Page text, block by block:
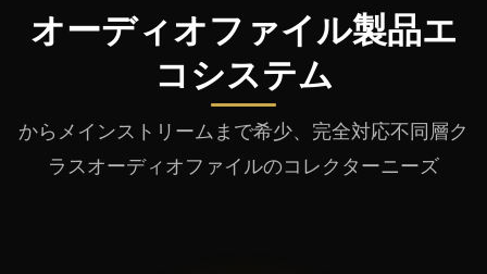
オーディオファイル製品エ
コシステム
からメインストリームまで希少、完全対応不同層ク
ラスオーディオファイルのコレクターニーズ